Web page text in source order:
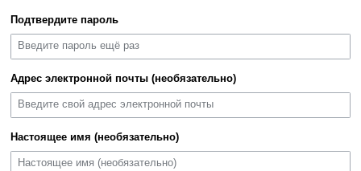
Подтвердите пароль
Адрес электронной почты (необязательно)
Настоящее имя (необязательно)